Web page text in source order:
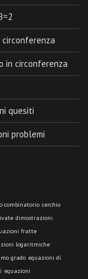
in circonferenza
quesiti
problemi
combinatorio cerchio
dimostrazioni
fratte
logaritmiche
grado equazioni di
equazioni